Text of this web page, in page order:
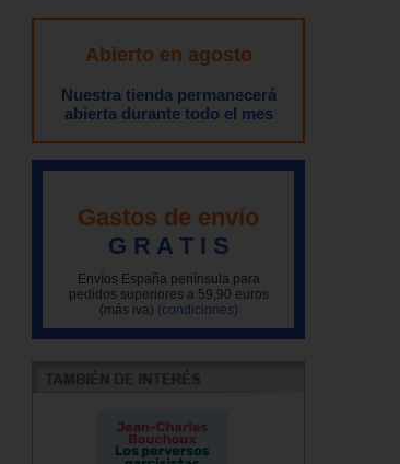
Abierto en agosto
Nuestra tienda permanecerá
abierta durante todo el mes
Gastos de envío
G R A T I S
Envíos España península para
pedidos superiores a 59,90 euros
(más iva) (condiciones)